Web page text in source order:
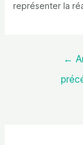
représenter la
←